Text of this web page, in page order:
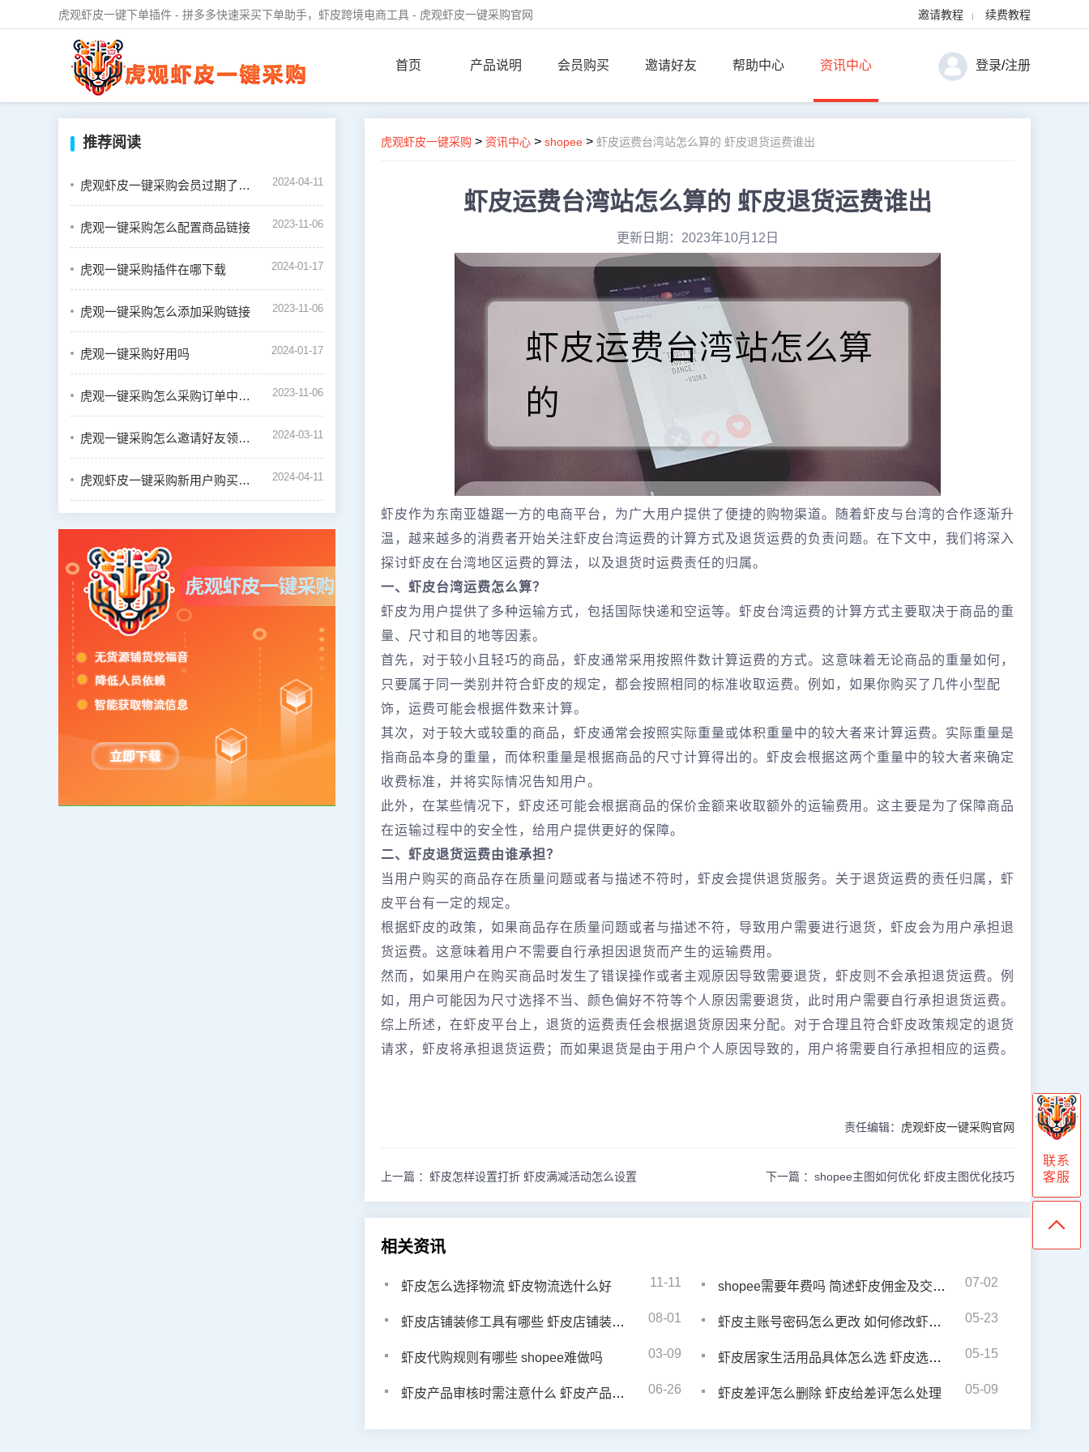
虎观虾皮一键下单插件 - 拼多多快速采买下单助手，虾皮跨境电商工具 - 虎观虾皮一键采购官网 邀请教程 | 续费教程
首页 产品说明 会员购买 邀请好友 帮助中心 资讯中心 登录/注册
推荐阅读
虎观虾皮一键采购会员过期了怎么续费 2024-04-11
虎观一键采购怎么配置商品链接 2023-11-06
虎观一键采购插件在哪下载 2024-01-17
虎观一键采购怎么添加采购链接 2023-11-06
虎观一键采购好用吗 2024-01-17
虎观一键采购怎么采购订单中的商品 2023-11-06
虎观一键采购怎么邀请好友领取奖励 2024-03-11
虎观虾皮一键采购新用户购买会员教程 2024-04-11
虎观虾皮一键采购 > 资讯中心 > shopee > 虾皮运费台湾站怎么算的 虾皮退货运费谁出
虾皮运费台湾站怎么算的 虾皮退货运费谁出
更新日期：2023年10月12日
虾皮作为东南亚雄踞一方的电商平台，为广大用户提供了便捷的购物渠道。随着虾皮与台湾的合作逐渐升
温，越来越多的消费者开始关注虾皮台湾运费的计算方式及退货运费的负责问题。在下文中，我们将深入
探讨虾皮在台湾地区运费的算法，以及退货时运费责任的归属。
一、虾皮台湾运费怎么算？
虾皮为用户提供了多种运输方式，包括国际快递和空运等。虾皮台湾运费的计算方式主要取决于商品的重
量、尺寸和目的地等因素。
首先，对于较小且轻巧的商品，虾皮通常采用按照件数计算运费的方式。这意味着无论商品的重量如何，
只要属于同一类别并符合虾皮的规定，都会按照相同的标准收取运费。例如，如果你购买了几件小型配
饰，运费可能会根据件数来计算。
其次，对于较大或较重的商品，虾皮通常会按照实际重量或体积重量中的较大者来计算运费。实际重量是
指商品本身的重量，而体积重量是根据商品的尺寸计算得出的。虾皮会根据这两个重量中的较大者来确定
收费标准，并将实际情况告知用户。
此外，在某些情况下，虾皮还可能会根据商品的保价金额来收取额外的运输费用。这主要是为了保障商品
在运输过程中的安全性，给用户提供更好的保障。
二、虾皮退货运费由谁承担？
当用户购买的商品存在质量问题或者与描述不符时，虾皮会提供退货服务。关于退货运费的责任归属，虾
皮平台有一定的规定。
根据虾皮的政策，如果商品存在质量问题或者与描述不符，导致用户需要进行退货，虾皮会为用户承担退
货运费。这意味着用户不需要自行承担因退货而产生的运输费用。
然而，如果用户在购买商品时发生了错误操作或者主观原因导致需要退货，虾皮则不会承担退货运费。例
如，用户可能因为尺寸选择不当、颜色偏好不符等个人原因需要退货，此时用户需要自行承担退货运费。
综上所述，在虾皮平台上，退货的运费责任会根据退货原因来分配。对于合理且符合虾皮政策规定的退货
请求，虾皮将承担退货运费；而如果退货是由于用户个人原因导致的，用户将需要自行承担相应的运费。
责任编辑： 虎观虾皮一键采购官网
上一篇 ： 虾皮怎样设置打折 虾皮满减活动怎么设置 下一篇 ： shopee主图如何优化 虾皮主图优化技巧
相关资讯
虾皮怎么选择物流 虾皮物流选什么好 11-11 shopee需要年费吗 简述虾皮佣金及交易手续费 07-02
虾皮店铺装修工具有哪些 虾皮店铺装修要点是什么 08-01 虾皮主账号密码怎么更改 如何修改虾皮的主账号密码 05-23
虾皮代购规则有哪些 shopee难做吗 03-09 虾皮居家生活用品具体怎么选 虾皮选品建议 05-15
虾皮产品审核时需注意什么 虾皮产品审核注意哪些问题 06-26 虾皮差评怎么删除 虾皮给差评怎么处理 05-09
联系
客服